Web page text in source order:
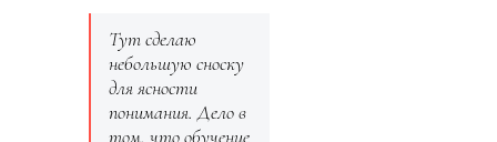
Тут сделаю
небольшую сноску
для ясности
понимания. Дело в
том, что обучение